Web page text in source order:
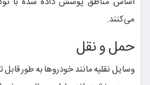
می‌کنند.
حمل و نقل
وسایل نقلیه مانند خودروها به طور